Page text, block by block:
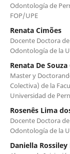
Odontología de
FOP/UPE
Renata Cimões
Docente Doctora
Odontología de la
Renata De Souza
Master y
Colectiva) de la
Universidad de
Rosenês Lima
Docente Doctora
Odontología de la
Daniella